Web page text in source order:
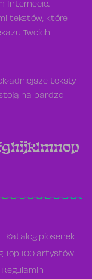
Internecie.
tekstów, które
Twoich
teksty
na bardzo
ghijklmnop
Katalog piosenek
Top 100 artystów
Regulamin